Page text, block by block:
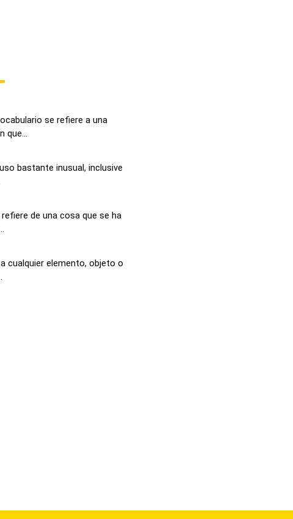
se refiere a una
que...
bastante inusual, inclusive
de una cosa que se ha
cualquier elemento, objeto o